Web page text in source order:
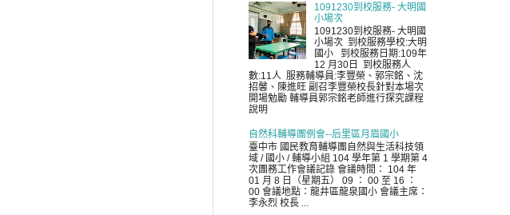
1091230到校服務- 大明國
小場次
1091230到校服務- 大明國
小場次 到校服務學校:大明
國小 到校服務日期:109年
12 月30日 到校服務人
數:11人 服務輔導員:李豐榮、郭宗銘、沈
招馨、陳進旺 副召李豐榮校長針對本場次
開場勉勵 輔導員郭宗銘老師進行探究課程
說明
自然科輔導團例會--后里區月眉國小
臺中市 國民教育輔導團自然與生活科技領
域 / 國小 / 輔導小組 104 學年第 1 學期第 4
次團務工作會議記錄 會議時間： 104 年
01 月 8 日（星期五） 09 ： 00 至 16 ：
00 會議地點：龍井區龍泉國小 會議主席：
李永烈 校長 ...